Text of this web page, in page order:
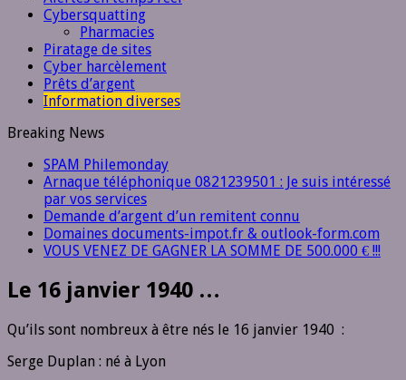
Cybersquatting
Pharmacies
Piratage de sites
Cyber harcèlement
Prêts d’argent
Information diverses
Breaking News
SPAM Philemonday
Arnaque téléphonique 0821239501 : Je suis intéressé
par vos services
Demande d’argent d’un remitent connu
Domaines documents-impot.fr & outlook-form.com
VOUS VENEZ DE GAGNER LA SOMME DE 500.000 € !!!
Le 16 janvier 1940 …
Qu’ils sont nombreux à être nés le 16 janvier 1940 :
Serge Duplan : né à Lyon